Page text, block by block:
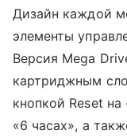
Дизайн каждой
элементы
Версия Mega
картриджным
кнопкой Reset на
«6 часах», а